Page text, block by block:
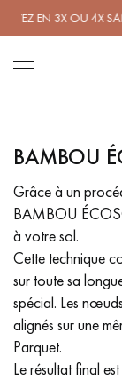
3X OU 4X SANS
LES
PARQUET
SOL PLAQUÉ BOIS
PARQUET EN BOIS
PARQUET
BAMBOU
Grâce à un
BAMBOU
à votre sol.
Cette technique
sur toute sa
spécial. Les
alignés sur une
Parquet.
Le résultat final